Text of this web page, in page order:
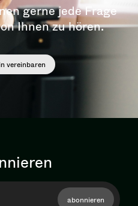
gerne jede Frage
Ihnen zu hören.
vereinbaren
abonnieren